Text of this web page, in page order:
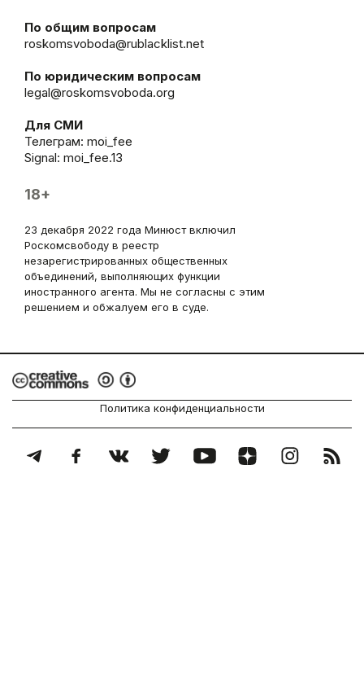
По общим вопросам
roskomsvoboda@rublacklist.net
По юридическим вопросам
legal@roskomsvoboda.org
Для СМИ
Телеграм: moi_fee
Signal: moi_fee.13
18+
23 декабря 2022 года Минюст включил
Роскомсвободу в реестр
незарегистрированных общественных
объединений, выполняющих функции
иностранного агента. Мы не согласны с этим
решением и обжалуем его в суде.
Политика конфиденциальности